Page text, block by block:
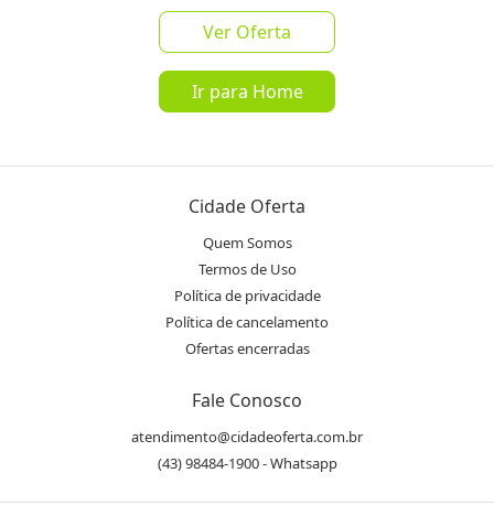
Ver Oferta
Ir para Home
Receba as novidades do Cidade
Oferta no seu WhatsApp!
Garantia: 3 meses de garantia
Ajuste de horas, minutos e segundos
Possui um discreto LED que indica o status do equipamento
Sensor de imagem: CMOS
Codificação de Vídeo: M-JPEG
Resolução de vídeo: 640 x 480 / 720 x 480 /1280 x 960
Cidade Oferta
Quem Somos
Termos de Uso
Política de privacidade
Política de cancelamento
Ofertas encerradas
Fale Conosco
atendimento@cidadeoferta.com.br
(43) 98484-1900 - Whatsapp